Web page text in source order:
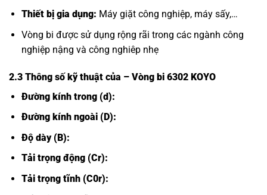
Thiết bị gia dụng: Máy giặt công nghiệp, máy sấy,…
Vòng bi được sử dụng rộng rãi trong các ngành công
nghiệp nậng và công nghiêp nhẹ
2.3 Thông số kỹ thuật của – Vòng bi 6302 KOYO
Đường kính trong (d):
Đường kính ngoài (D):
Độ dày (B):
Tải trọng động (Cr):
Tải trọng tĩnh (C0r):